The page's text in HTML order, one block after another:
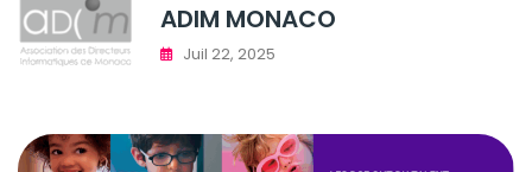
ADIM MONACO
Juil 22, 2025